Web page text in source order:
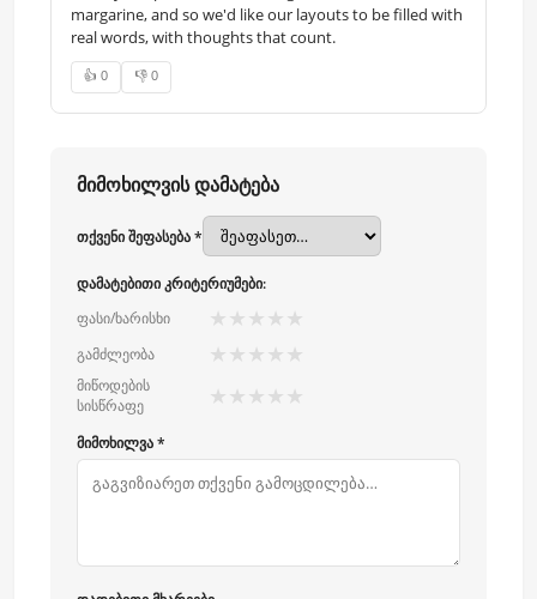
margarine, and so we'd like our layouts to be filled with
real words, with thoughts that count.
👍 0 👎 0
მიმოხილვის დამატება
თქვენი შეფასება *
დამატებითი კრიტერიუმები:
ფასი/ხარისხი
★ ★ ★ ★ ★
გამძლეობა ★ ★ ★ ★ ★
მიწოდების
სისწრაფე
★ ★ ★ ★ ★
მიმოხილვა *